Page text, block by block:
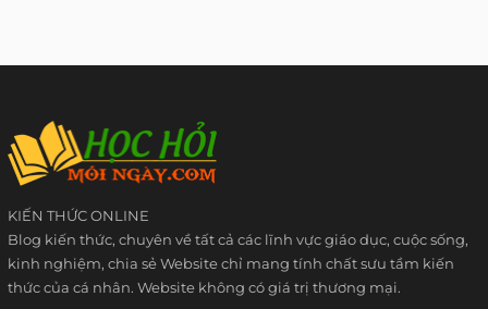
KIẾN THỨC ONLINE
Blog kiến thức, chuyên về tất cả các lĩnh vực giáo dục, cuộc sống,
kinh nghiệm, chia sẻ Website chỉ mang tính chất sưu tầm kiến
thức của cá nhân. Website không có giá trị thương mại.